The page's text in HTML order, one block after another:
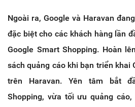
Ngoài ra, Google và Haravan
đặc biệt cho các khách hàng lần
Google Smart Shopping. Hoàn
sách quảng cáo khi bạn triển khai
trên Haravan. Yên tâm bắt
Shopping, vừa tối ưu quảng